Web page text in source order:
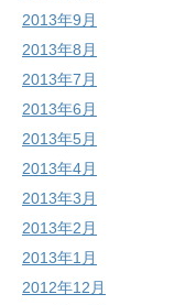
2013年9月
2013年8月
2013年7月
2013年6月
2013年5月
2013年4月
2013年3月
2013年2月
2013年1月
2012年12月